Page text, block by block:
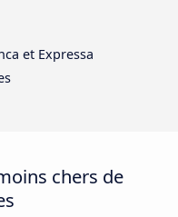
et Expressa
chers de